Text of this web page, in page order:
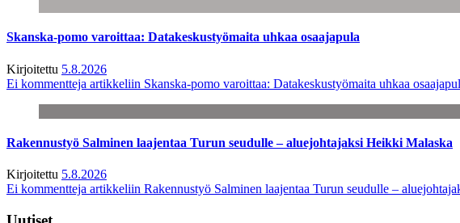
Skanska-pomo varoittaa: Datakeskustyömaita uhkaa osaajapula
Kirjoitettu 5.8.2026
Ei kommentteja artikkeliin Skanska-pomo varoittaa: Datakeskustyömaita uhkaa
Rakennustyö Salminen laajentaa Turun seudulle – aluejohtajaksi Heikki Malaska
Kirjoitettu 5.8.2026
Ei kommentteja artikkeliin Rakennustyö Salminen laajentaa Turun seudulle –